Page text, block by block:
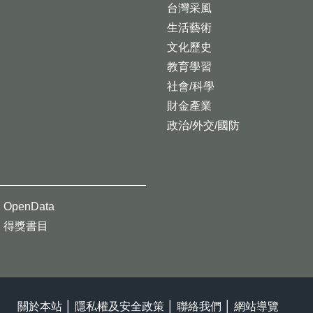
台灣采風
生活藝術
文化歷史
教育學習
社會/科學
財金產業
政治/外交/國防
OpenData
得獎書目
關於本站 隱私權及安全政策 聯絡我們 網站導覽